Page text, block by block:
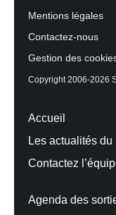
Mentions légales
Contactez-nous
Gestion des
Copyright 2006-2026
Accueil
Les actualités du
Contactez
Agenda des